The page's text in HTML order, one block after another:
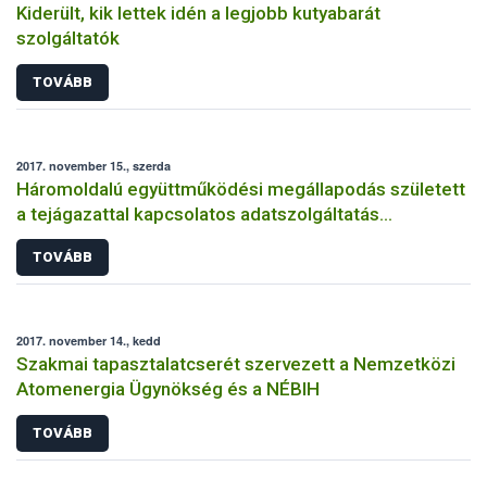
Kiderült, kik lettek idén a legjobb kutyabarát
szolgáltatók
TOVÁBB
2017. november 15., szerda
Háromoldalú együttműködési megállapodás született
a tejágazattal kapcsolatos adatszolgáltatás
fejlesztéséért
TOVÁBB
2017. november 14., kedd
Szakmai tapasztalatcserét szervezett a Nemzetközi
Atomenergia Ügynökség és a NÉBIH
TOVÁBB